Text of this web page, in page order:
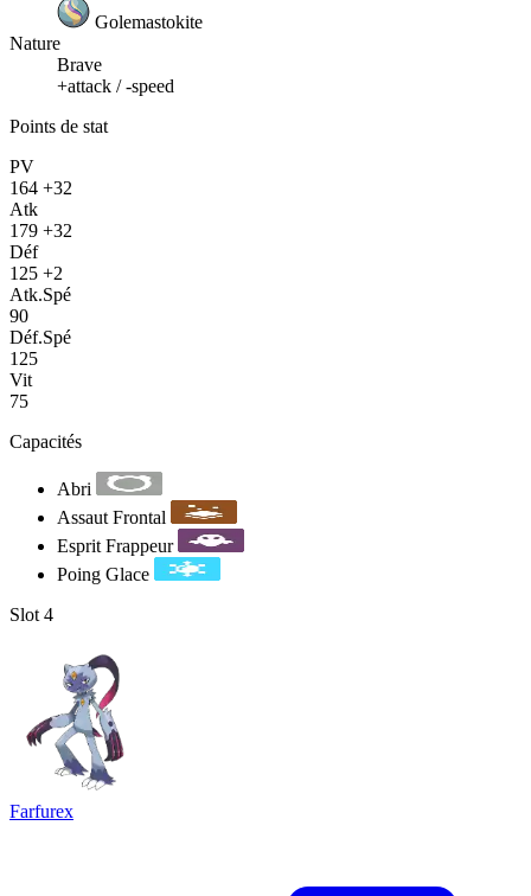
Golemastokite
Nature
Brave
+attack / -speed
Points de stat
PV
164 +32
Atk
179 +32
Déf
125 +2
Atk.Spé
90
Déf.Spé
125
Vit
75
Capacités
Abri
Assaut Frontal
Esprit Frappeur
Poing Glace
Slot 4
Farfurex